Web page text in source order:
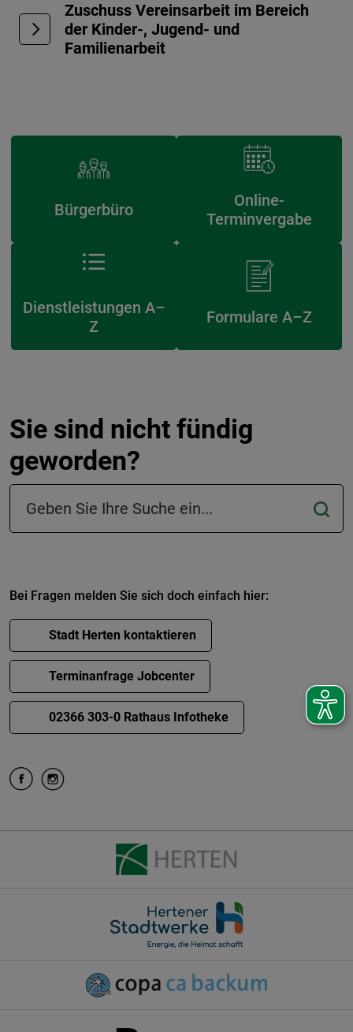
Zuschuss Vereinsarbeit im Bereich
der Kinder-, Jugend- und
Familienarbeit
Bürgerbüro
Online-
Terminvergabe
Dienstleistungen A–
Z
Formulare A–Z
Sie sind nicht fündig
geworden?
Suchfeld in der Fußzeile
Bei Fragen melden Sie sich doch einfach hier:
Stadt Herten kontaktieren
Terminanfrage Jobcenter
02366 303-0 Rathaus Infotheke